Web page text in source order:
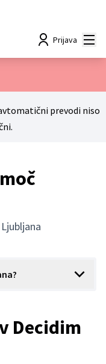
Choisir la langue
Prijava
prevodi niso
Decidim